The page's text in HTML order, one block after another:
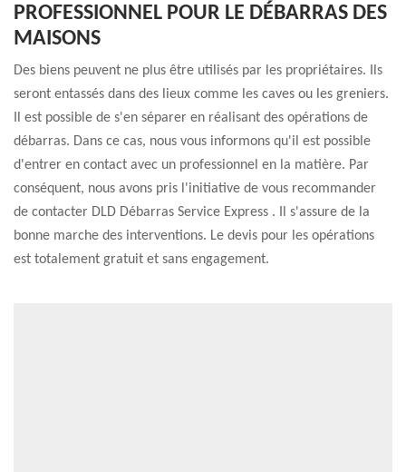
PROFESSIONNEL POUR LE DÉBARRAS DES
MAISONS
Des biens peuvent ne plus être utilisés par les propriétaires. Ils
seront entassés dans des lieux comme les caves ou les greniers.
Il est possible de s'en séparer en réalisant des opérations de
débarras. Dans ce cas, nous vous informons qu'il est possible
d'entrer en contact avec un professionnel en la matière. Par
conséquent, nous avons pris l'initiative de vous recommander
de contacter DLD Débarras Service Express . Il s'assure de la
bonne marche des interventions. Le devis pour les opérations
est totalement gratuit et sans engagement.